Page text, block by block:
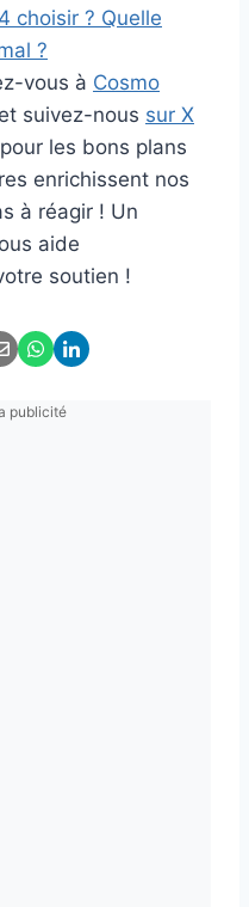
choisir ? Quelle
?
vous à Cosmo
et suivez-nous sur X
les bons plans
enrichissent nos
à réagir ! Un
aide
soutien !
publicité